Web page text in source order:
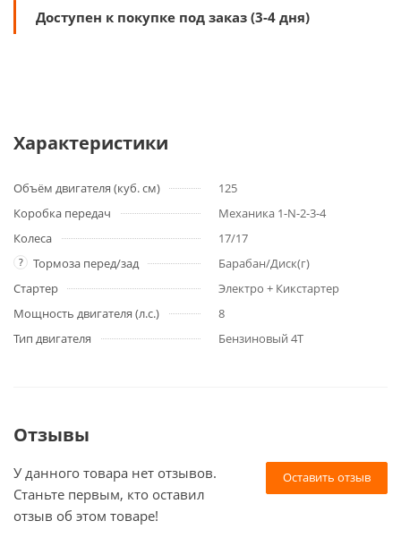
Доступен к покупке под заказ (3-4 дня)
Характеристики
Объём двигателя (куб. см)
125
Коробка передач
Механика 1-N-2-3-4
Колеса
17/17
? Тормоза перед/зад
Барабан/Диск(г)
Стартер
Электро + Кикстартер
Мощность двигателя (л.с.)
8
Тип двигателя
Бензиновый 4Т
Отзывы
Оставить отзыв
У данного товара нет отзывов.
Станьте первым, кто оставил
отзыв об этом товаре!